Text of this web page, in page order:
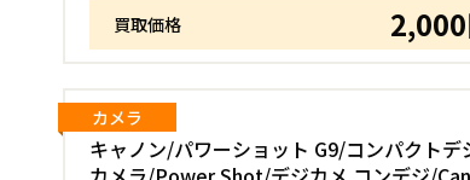
買取価格
キャノン/パワーショット G9/コンパクトデ
カメラ